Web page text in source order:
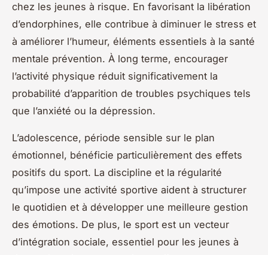
chez les jeunes à risque. En favorisant la libération
d’endorphines, elle contribue à diminuer le stress et
à améliorer l’humeur, éléments essentiels à la santé
mentale prévention. À long terme, encourager
l’activité physique réduit significativement la
probabilité d’apparition de troubles psychiques tels
que l’anxiété ou la dépression.
L’adolescence, période sensible sur le plan
émotionnel, bénéficie particulièrement des effets
positifs du sport. La discipline et la régularité
qu’impose une activité sportive aident à structurer
le quotidien et à développer une meilleure gestion
des émotions. De plus, le sport est un vecteur
d’intégration sociale, essentiel pour les jeunes à